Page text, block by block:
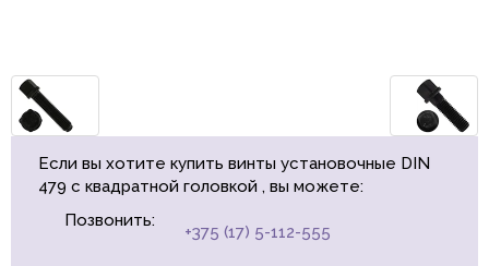
Если вы хотите купить винты установочные DIN
479 с квадратной головкой , вы можете:
Позвонить:
+375 (17) 5-112-555